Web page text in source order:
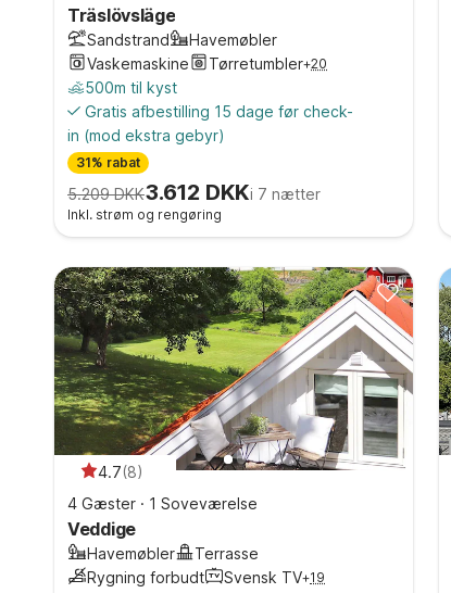
Träslövsläge
Sandstrand
Havemøbler
Vaskemaskine
Tørretumbler+20
500m til kyst
Gratis afbestilling 15 dage før check-
in (mod ekstra gebyr)
31% rabat
5.209 DKK3.612 DKKi 7 nætter
Inkl. strøm og rengøring
4.7(8)
4 Gæster · 1 Soveværelse
Veddige
Havemøbler
Terrasse
Rygning forbudt
Svensk TV+19